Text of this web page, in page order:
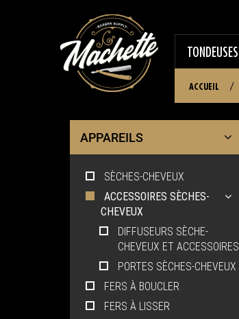
TONDEUSES
ACCUEIL /
APPAREILS
SÈCHES-CHEVEUX
ACCESSOIRES SÈCHES-
CHEVEUX
DIFFUSEURS SÈCHE-
CHEVEUX ET ACCESSOIRES
PORTES SÈCHES-CHEVEUX
FERS À BOUCLER
FERS À LISSER